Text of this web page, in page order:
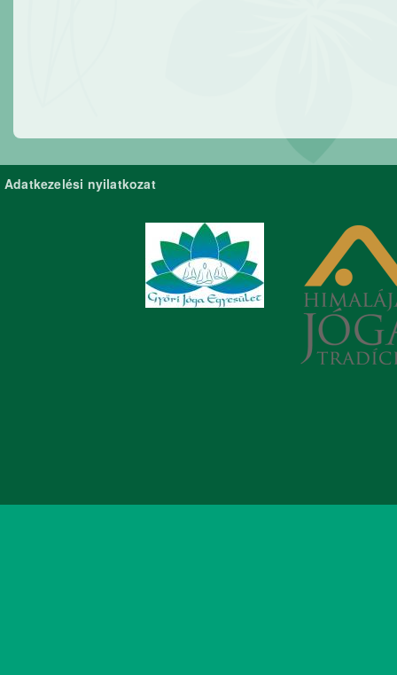
Adatkezelési nyilatkozat